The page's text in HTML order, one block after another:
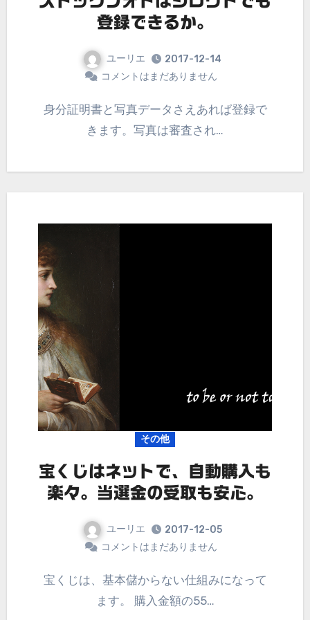
登録できるか。
ユーリエ
2017-12-14
コメントはまだありません
身分証明書と写真データさえあれば登録で
きます。写真は審査され…
その他
宝くじはネットで、自動購入も
楽々。当選金の受取も安心。
ユーリエ
2017-12-05
コメントはまだありません
宝くじは、基本儲からない仕組みになって
ます。 購入金額の55…